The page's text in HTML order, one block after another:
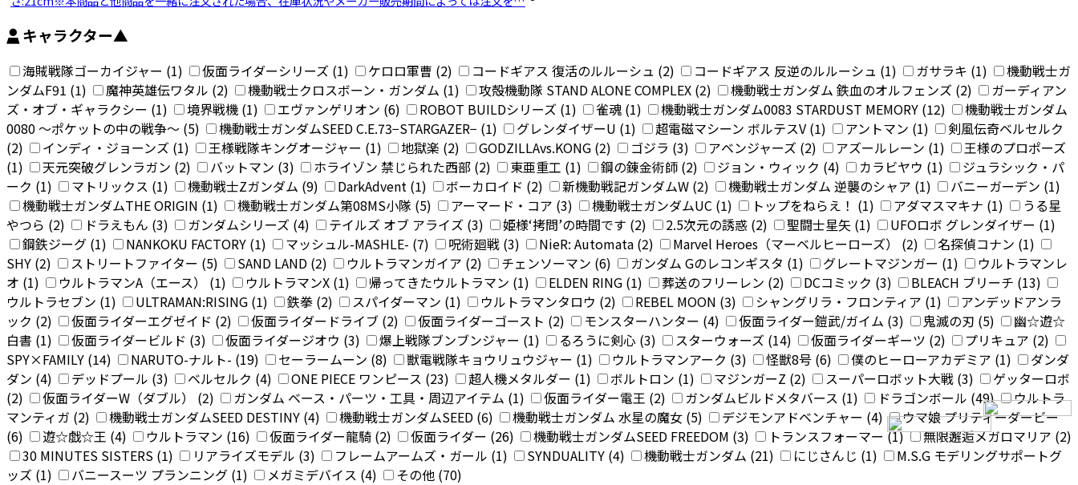
キャラクター▲
海賊戦隊ゴーカイジャー (1) 仮面ライダーシリーズ (1) ケロロ軍曹 (2) コードギアス 復活のルルーシュ (2) コードギアス 反逆のルルーシュ (1) ガサラキ (1)
機動戦士ガ
ンダムF91 (1)
魔神英雄伝ワタル (2) 機動戦士クロスボーン・ガンダム (1) 攻殻機動隊 STAND ALONE COMPLEX (2) 機動戦士ガンダム 鉄血のオルフェンズ (2)
ガーディアン
ズ・オブ・ギャラクシー (1)
境界戦機 (1) エヴァンゲリオン (6) ROBOT BUILDシリーズ (1) 雀魂 (1) 機動戦士ガンダム0083 STARDUST MEMORY (12)
機動戦士ガンダム
0080 〜ポケットの中の戦争〜 (5)
機動戦士ガンダムSEED C.E.73−STARGAZER− (1) グレンダイザーU (1) 超電磁マシーン ボルテスV (1) アントマン (1)
剣風伝奇ベルセルク
(2)
インディ・ジョーンズ (1) 王様戦隊キングオージャー (1) 地獄楽 (2) GODZILLAvs.KONG (2) ゴジラ (3) アベンジャーズ (2) アズールレーン (1)
王様のプロポーズ
(1)
天元突破グレンラガン (2) バットマン (3) ホライゾン 禁じられた西部 (2) 東亜重工 (1) 鋼の錬金術師 (2) ジョン・ウィック (4) カラビヤウ (1)
ジュラシック・パ
ーク (1)
マトリックス (1) 機動戦士Zガンダム (9) DarkAdvent (1) ボーカロイド (2) 新機動戦記ガンダムW (2) 機動戦士ガンダム 逆襲のシャア (1)
バニーガーデン (1)
機動戦士ガンダムTHE ORIGIN (1)
機動戦士ガンダム第08MS小隊 (5) アーマード・コア (3) 機動戦士ガンダムUC (1) トップをねらえ！ (1) アダマスマキナ (1)
うる星
やつら (2)
ドラえもん (3) ガンダムシリーズ (4) テイルズ オブ アライズ (3) 姫様‘拷問’の時間です (2) 2.5次元の誘惑 (2) 聖闘士星矢 (1)
UFOロボ グレンダイザー (1)
鋼鉄ジーグ (1)
NANKOKU FACTORY (1) マッシュル-MASHLE- (7) 呪術廻戦 (3) NieR: Automata (2) Marvel Heroes（マーベルヒーローズ） (2)
名探偵コナン (1)
SHY (2)
ストリートファイター (5) SAND LAND (2) ウルトラマンガイア (2) チェンソーマン (6) ガンダム Gのレコンギスタ (1) グレートマジンガー (1)
ウルトラマンレ
オ (1)
ウルトラマンA（エース） (1) ウルトラマンX (1) 帰ってきたウルトラマン (1) ELDEN RING (1) 葬送のフリーレン (2) DCコミック (3)
BLEACH ブリーチ (13)
ウルトラセブン (1)
ULTRAMAN:RISING (1) 鉄拳 (2) スパイダーマン (1) ウルトラマンタロウ (2) REBEL MOON (3) シャングリラ・フロンティア (1)
アンデッドアンラ
ック (2)
仮面ライダーエグゼイド (2) 仮面ライダードライブ (2) 仮面ライダーゴースト (2) モンスターハンター (4) 仮面ライダー鎧武/ガイム (3) 鬼滅の刃 (5)
幽☆遊☆
白書 (1)
仮面ライダービルド (3) 仮面ライダージオウ (3) 爆上戦隊ブンブンジャー (1) るろうに剣心 (3) スターウォーズ (14) 仮面ライダーギーツ (2)
プリキュア (2)
SPY×FAMILY (14)
NARUTO-ナルト- (19) セーラームーン (8) 獣電戦隊キョウリュウジャー (1) ウルトラマンアーク (3) 怪獣8号 (6) 僕のヒーローアカデミア (1)
ダンダ
ダン (4)
デッドプール (3) ベルセルク (4) ONE PIECE ワンピース (23) 超人機メタルダー (1) ボルトロン (1) マジンガーZ (2) スーパーロボット大戦 (3)
ゲッターロボ
(2)
仮面ライダーW（ダブル） (2) ガンダム ベース・パーツ・工具・周辺アイテム (1) 仮面ライダー電王 (2) ガンダムビルドメタバース (1) ドラゴンボール (49)
ウルトラ
マンティガ (2)
機動戦士ガンダムSEED DESTINY (4) 機動戦士ガンダムSEED (6) 機動戦士ガンダム 水星の魔女 (5) デジモンアドベンチャー (4)
ウマ娘 プリティーダービー
(6)
遊☆戯☆王 (4) ウルトラマン (16) 仮面ライダー龍騎 (2) 仮面ライダー (26) 機動戦士ガンダムSEED FREEDOM (3) トランスフォーマー (1)
無限邂逅メガロマリア (2)
30 MINUTES SISTERS (1)
リアライズモデル (3) フレームアームズ・ガール (1) SYNDUALITY (4) 機動戦士ガンダム (21) にじさんじ (1)
M.S.G モデリングサポートグ
ッズ (1)
バニースーツ プランニング (1) メガミデバイス (4) その他 (70)